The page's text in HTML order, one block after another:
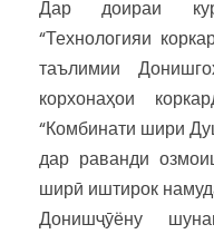
Дар доираи
“Технологияи
таълимии
корхонаҳои
“Комбинати шири
дар раванди
ширӣ иштирок
Донишҷӯёну